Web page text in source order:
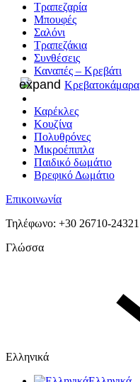
Τραπεζαρία
Μπουφές
Σαλόνι
Τραπεζάκια
Συνθέσεις
Καναπές – Κρεβάτι
Κρεβατοκάμαρα
Καρέκλες
Κουζίνα
Πολυθρόνες
Μικροέπιπλα
Παιδικό δωμάτιο
Βρεφικό Δωμάτιο
Επικοινωνία
Τηλέφωνο: +30 26710-24321
Γλώσσα
Ελληνικά